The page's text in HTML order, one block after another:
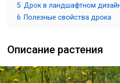
5 Дрок в ландшафтном
6 Полезные свойства дрока
Описание растения